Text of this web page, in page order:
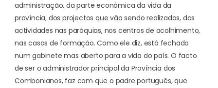
administração, da parte económica da vida da
província, dos projectos que vão sendo realizados, das
actividades nas paróquias, nos centros de acolhimento,
nas casas de formação. Como ele diz, está fechado
num gabinete mas aberto para a vida do país. O facto
de ser oadministrador principal da Província dos
Combonianos, faz com que o padre português, que